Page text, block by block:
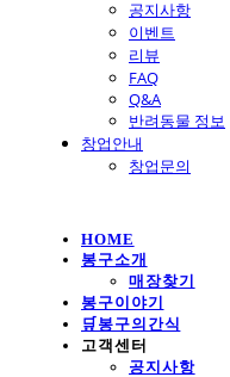
공지사항
이벤트
리뷰
FAQ
Q&A
반려동물 정보
창업안내
창업문의
HOME
봉구소개
매장찾기
봉구이야기
🛒봉구의간식
고객센터
공지사항